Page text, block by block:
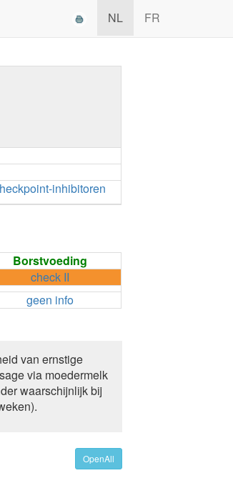
NL FR
inhibitoren
Borstvoeding
check II
geen info
van ernstige
via moedermelk
waarschijnlijk bij
OpenAll